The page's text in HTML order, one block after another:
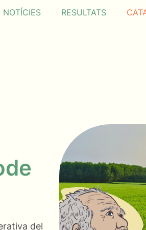
NOTÍCIES RESULTATS
del